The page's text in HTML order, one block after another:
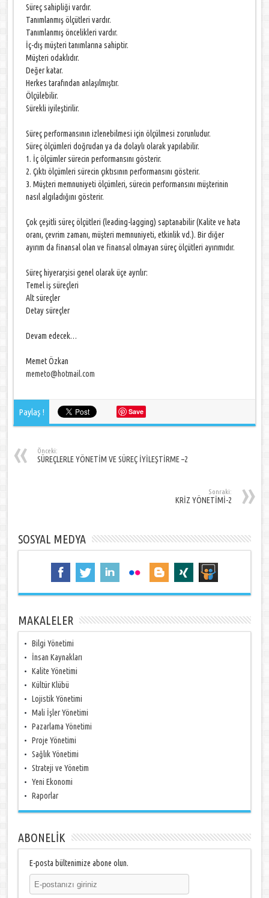
Süreç sahipliği vardır.
Tanımlanmış ölçütleri vardır.
Tanımlanmış öncelikleri vardır.
İç-dış müşteri tanımlarına sahiptir.
Müşteri odaklıdır.
Değer katar.
Herkes tarafından anlaşılmıştır.
Ölçülebilir.
Sürekli iyileştirilir.
Süreç performansının izlenebilmesi için ölçülmesi zorunludur.
Süreç ölçümleri doğrudan ya da dolaylı olarak yapılabilir.
1. İç ölçümler sürecin performansını gösterir.
2. Çıktı ölçümleri sürecin çıktısının performansını gösterir.
3. Müşteri memnuniyeti ölçümleri, sürecin performansını müşterinin
nasıl algıladığını gösterir.
Çok çeşitli süreç ölçütleri (leading-lagging) saptanabilir (Kalite ve hata
oranı, çevrim zamanı, müşteri memnuniyeti, etkinlik vd.). Bir diğer
ayırım da finansal olan ve finansal olmayan süreç ölçütleri ayırımıdır.
Süreç hiyerarşisi genel olarak üçe ayrılır:
Temel iş süreçleri
Alt süreçler
Detay süreçler
Devam edecek…
Memet Özkan
memeto@hotmail.com
Paylaş ! Save
Önceki:
SÜREÇLERLE YÖNETİM VE SÜREÇ İYİLEŞTİRME –2
Sonraki:
KRİZ YÖNETİMİ-2
SOSYAL MEDYA
MAKALELER
Bilgi Yönetimi
İnsan Kaynakları
Kalite Yönetimi
Kültür Klübü
Lojistik Yönetimi
Mali İşler Yönetimi
Pazarlama Yönetimi
Proje Yönetimi
Sağlık Yönetimi
Strateji ve Yönetim
Yeni Ekonomi
Raporlar
ABONELİK
E-posta bültenimize abone olun.